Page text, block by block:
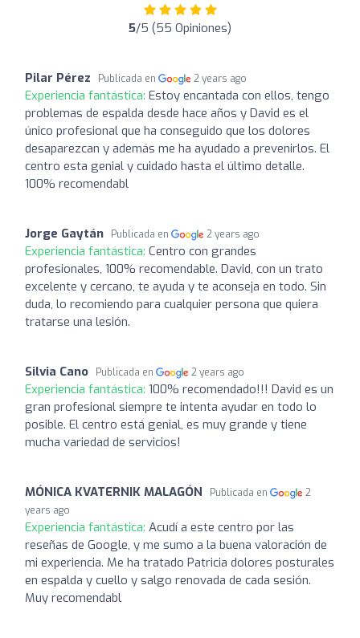
5/5 (55 Opiniones)
Pilar Pérez Publicada en 2 years ago
Experiencia fantástica: Estoy encantada con ellos, tengo
problemas de espalda desde hace años y David es el
único profesional que ha conseguido que los dolores
desaparezcan y además me ha ayudado a prevenirlos. El
centro esta genial y cuidado hasta el último detalle.
100% recomendabl
Jorge Gaytán Publicada en 2 years ago
Experiencia fantástica: Centro con grandes
profesionales, 100% recomendable. David, con un trato
excelente y cercano, te ayuda y te aconseja en todo. Sin
duda, lo recomiendo para cualquier persona que quiera
tratarse una lesión.
Silvia Cano Publicada en 2 years ago
Experiencia fantástica: 100% recomendado!!! David es un
gran profesional siempre te intenta ayudar en todo lo
posible. El centro está genial, es muy grande y tiene
mucha variedad de servicios!
MÓNICA KVATERNIK MALAGÓN Publicada en
2
years ago
Experiencia fantástica: Acudí a este centro por las
reseñas de Google, y me sumo a la buena valoración de
mi experiencia. Me ha tratado Patricia dolores posturales
en espalda y cuello y salgo renovada de cada sesión.
Muy recomendabl